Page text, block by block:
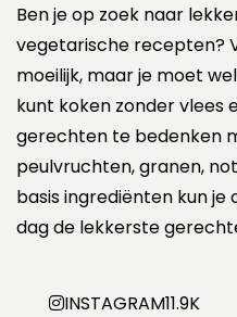
Ben je op zoek naar
vegetarische recepten?
moeilijk, maar je moet
kunt koken zonder vlees
gerechten te bedenken
peulvruchten, granen,
basis ingrediënten kun
dag de lekkerste
INSTAGRAM11.9K